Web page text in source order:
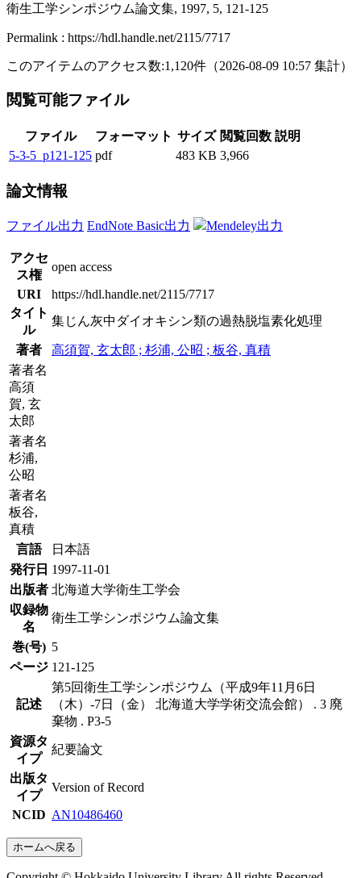
衛生工学シンポジウム論文集, 1997, 5, 121-125
Permalink : https://hdl.handle.net/2115/7717
このアイテムのアクセス数:1,120件 （2026-08-09 10:57 集計）
閲覧可能ファイル
ファイル フォーマット サイズ 閲覧回数 説明
5-3-5_p121-125 pdf 483 KB 3,966
論文情報
ファイル出力 EndNote Basic出力 Mendeley出力
アクセ
ス権
open access
URI
https://hdl.handle.net/2115/7717
タイト
ル
集じん灰中ダイオキシン類の過熱脱塩素化処理
著者
高須賀, 玄太郎 ; 杉浦, 公昭 ; 板谷, 真積
著者名
高須
賀, 玄
太郎
著者名
杉浦,
公昭
著者名
板谷,
真積
言語
日本語
発行日 1997-11-01
出版者 北海道大学衛生工学会
収録物
名
衛生工学シンポジウム論文集
巻(号) 5
ページ 121-125
記述
第5回衛生工学シンポジウム（平成9年11月6日
（木）-7日（金） 北海道大学学術交流会館） . 3 廃
棄物 . P3-5
資源タ
イプ
紀要論文
出版タ
イプ
Version of Record
NCID AN10486460
ホームへ戻る